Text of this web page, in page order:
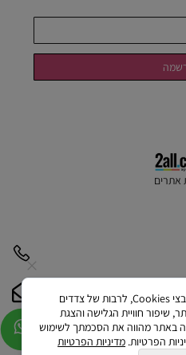
אתרים
לידיעתך, באתרנו נעשה שימוש בקבצי Cookies, לרבות של צדדים
שיפור חוויית הגלישה והצגת
באתר מהווה את הסכמתך לשימוש
הפרטיות. מדיניות הפרטיות